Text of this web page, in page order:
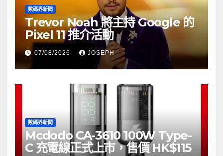
數碼界新聞
Trevor Noah 將主持 Google 的
Pixel 11 推介活動
07/08/2026 JOSEPH
數碼界新聞
Mcdodo CA-3610 100W Type-
C 充電線正式上市，售價 HK$115